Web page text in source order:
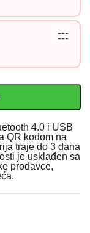
---
---
4.0 i USB
QR kodom na
traje do 3 dana
je usklađen sa
prodavce,